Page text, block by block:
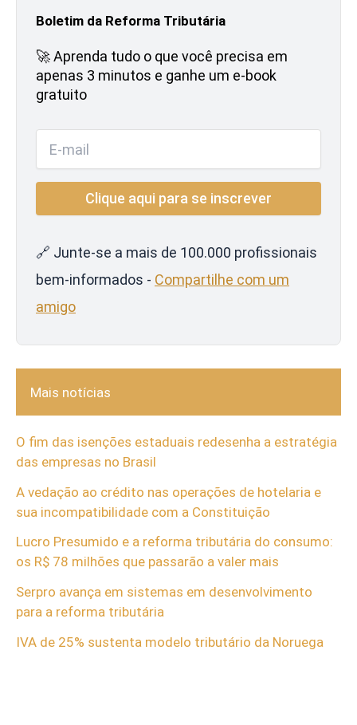
Boletim da Reforma Tributária
🚀 Aprenda tudo o que você precisa em
apenas 3 minutos e ganhe um e-book
gratuito
🔗 Junte-se a mais de 100.000 profissionais
bem-informados - Compartilhe com um
amigo
Mais notícias
O fim das isenções estaduais redesenha a estratégia
das empresas no Brasil
A vedação ao crédito nas operações de hotelaria e
sua incompatibilidade com a Constituição
Lucro Presumido e a reforma tributária do consumo:
os R$ 78 milhões que passarão a valer mais
Serpro avança em sistemas em desenvolvimento
para a reforma tributária
IVA de 25% sustenta modelo tributário da Noruega